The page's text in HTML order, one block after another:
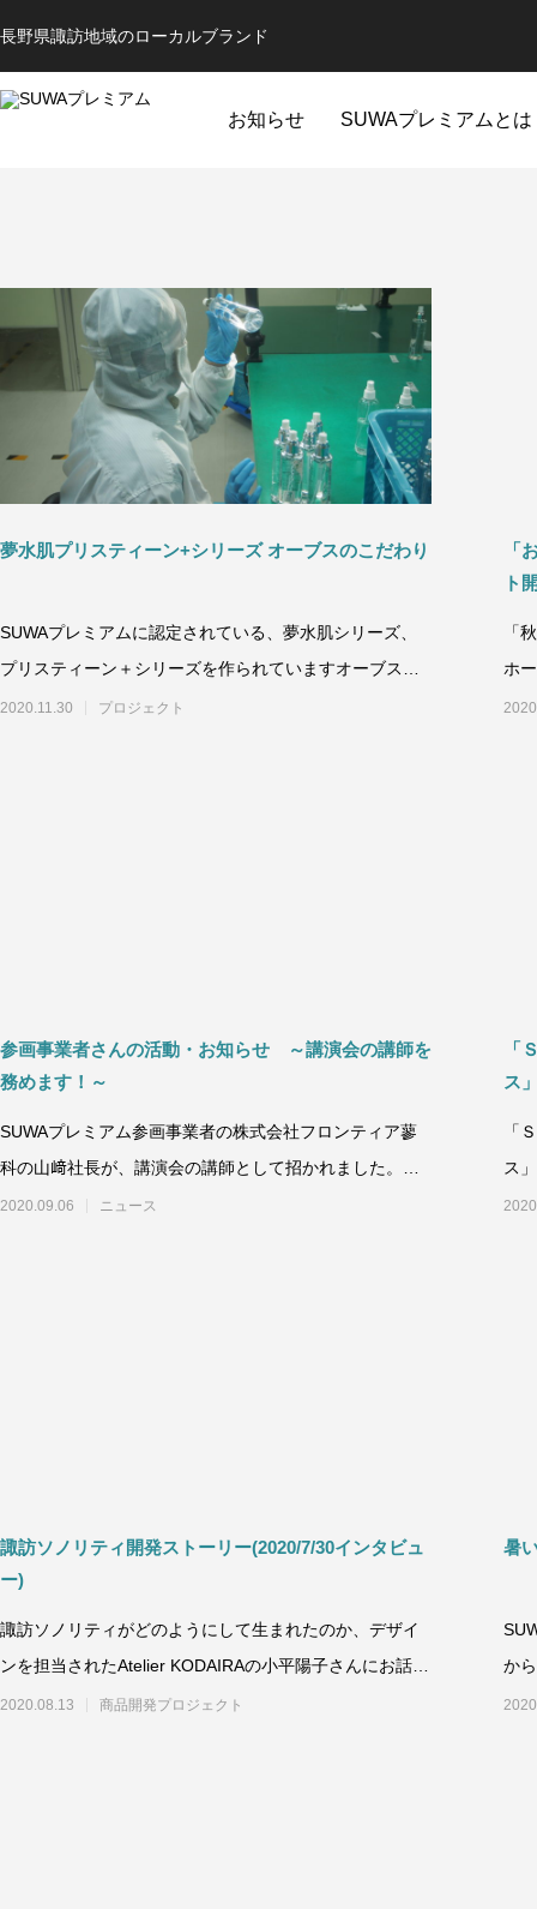
長野県諏訪地域のローカルブランド
お知らせ SUWAプレミアムとは
全ての商品 コスメ
夢水肌プリスティーン+シリーズ オーブスのこだわり
SUWAプレミアムに認定されている、夢水肌シリーズ、
プリスティーン＋シリーズを作られていますオーブス株
式会社さんの下諏訪工場を見学し、営業担
2020.11.30 プロジェクト
「
ト
「
ホ
よ
参画事業者さんの活動・お知らせ ～講演会の講師を
務めます！～
SUWAプレミアム参画事業者の株式会社フロンティア蓼
科の山﨑社長が、講演会の講師として招かれました。こ
の講演会は、諏訪市と諏訪商工会議所が
2020.09.06 ニュース
「
ス
「
ス
辺
諏訪ソノリティ開発ストーリー(2020/7/30インタビュ
ー)
諏訪ソノリティがどのようにして生まれたのか、デザイ
ンを担当されたAtelier KODAIRAの小平陽子さんにお話を
聞きました。&nbs
2020.08.13 商品開発プロジェクト
暑
か
せ